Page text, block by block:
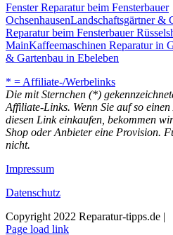
Fenster Reparatur beim Fensterbauer
OchsenhausenLandschaftsgärtner &
Reparatur beim Fensterbauer
MainKaffeemaschinen Reparatur in
& Gartenbau in Ebeleben
* = Affiliate-/Werbelinks
Die mit Sternchen (*)
Affiliate-Links. Wenn Sie auf so
diesen Link einkaufen, bekommen
Shop oder Anbieter eine Provision.
nicht.
Impressum
Datenschutz
Copyright 2022 Reparatur-tipps.de |
Page load link